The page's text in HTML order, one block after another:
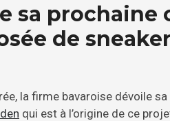
sa prochaine
de
la firme bavaroise dévoile sa
qui est à l’origine de ce